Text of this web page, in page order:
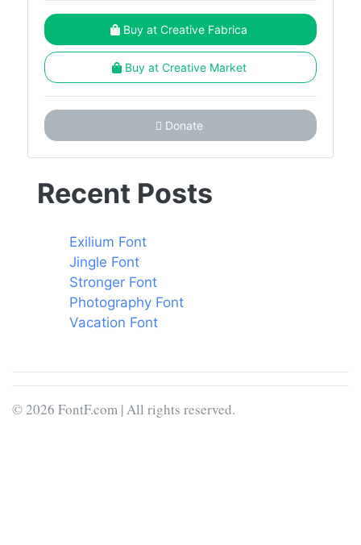
Buy at Creative Fabrica
Buy at Creative Market
Donate
Recent Posts
Exilium Font
Jingle Font
Stronger Font
Photography Font
Vacation Font
© 2026 FontF.com | All rights reserved.